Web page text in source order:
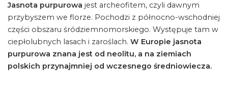
Jasnota purpurowa jest archeofitem, czyli dawnym
przybyszem we florze. Pochodzi z północno-wschodniej
części obszaru śródziemnomorskiego. Występuje tam w
ciepłolubnych lasach i zaroślach. W Europie jasnota
purpurowa znana jest od neolitu, a na ziemiach
polskich przynajmniej od wczesnego średniowiecza.